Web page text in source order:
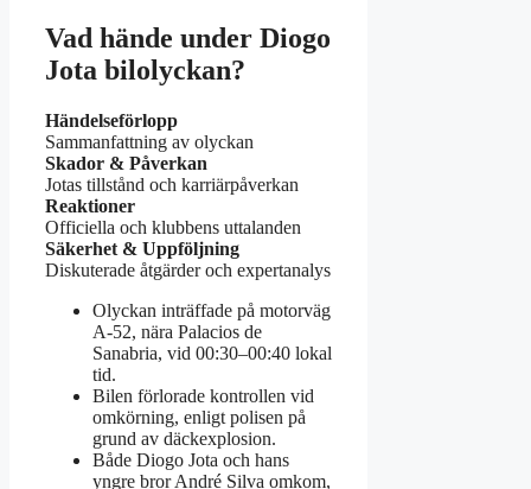
Vad hände under Diogo
Jota bilolyckan?
Händelseförlopp
Sammanfattning av olyckan
Skador & Påverkan
Jotas tillstånd och karriärpåverkan
Reaktioner
Officiella och klubbens uttalanden
Säkerhet & Uppföljning
Diskuterade åtgärder och expertanalys
Olyckan inträffade på motorväg
A-52, nära Palacios de
Sanabria, vid 00:30–00:40 lokal
tid.
Bilen förlorade kontrollen vid
omkörning, enligt polisen på
grund av däckexplosion.
Både Diogo Jota och hans
yngre bror André Silva omkom,